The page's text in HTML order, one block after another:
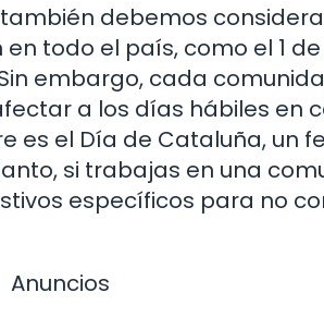
debemos
todo el país, como el 1
embargo, cada
a los días hábiles en
es el Día de Cataluña, un
si trabajas en una
específicos para no
Anuncios